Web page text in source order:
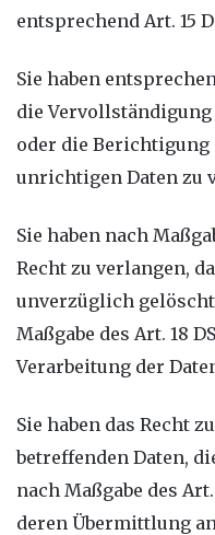
entsprechend Art. 15
Sie haben
die Vervollständigung
oder die Berichtigung
unrichtigen Daten zu
Sie haben nach
Recht zu verlangen,
unverzüglich
Maßgabe des Art. 18
Verarbeitung der
Sie haben das Recht
betreffenden Daten,
nach Maßgabe des
deren Übermittlung